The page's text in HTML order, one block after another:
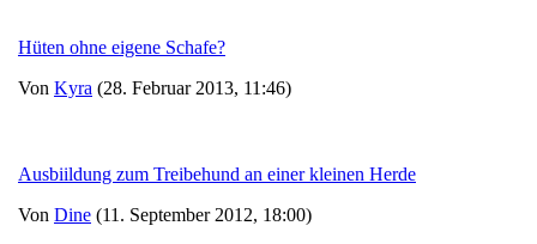
Hüten ohne eigene Schafe?
Von Kyra (28. Februar 2013, 11:46)
Ausbiildung zum Treibehund an einer kleinen Herde
Von Dine (11. September 2012, 18:00)